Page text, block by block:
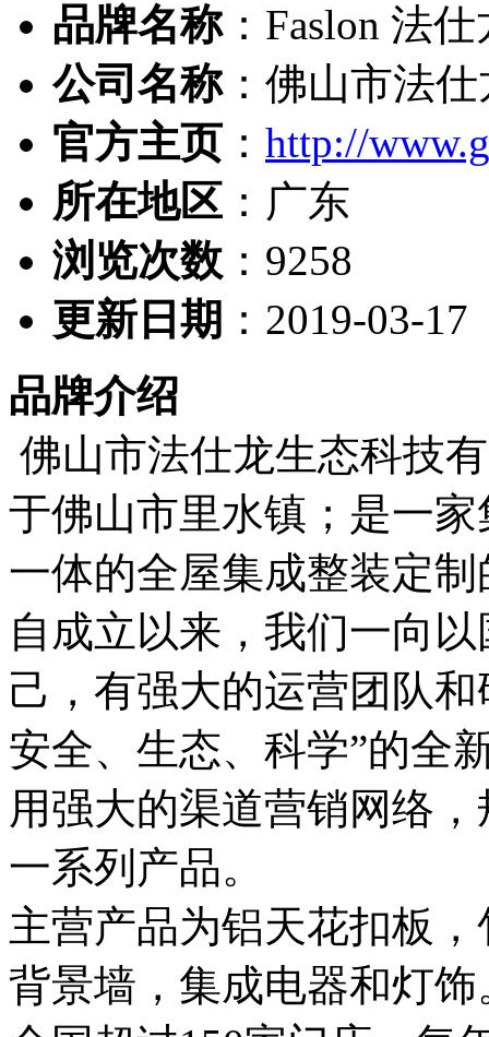
品牌名称：Faslon 法仕
公司名称：佛山市法
官方主页 ： http://
所在地区 ：广东
浏览次数 ： 9258
更新日期 ：2019-03-17
品牌介绍
佛山市法仕龙生态科技
于佛山市里水镇；是一
一体的全屋集成整装定
自成立以来，我们一向
己，有强大的运营团队
安全、生态、科学”的全
用强大的渠道营销网络
一系列产品。
主营产品为铝天花扣板
背景墙，集成电器和灯饰